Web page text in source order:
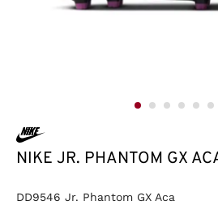
NIKE JR. PHANTOM GX
DD9546 Jr. Phantom GX Aca